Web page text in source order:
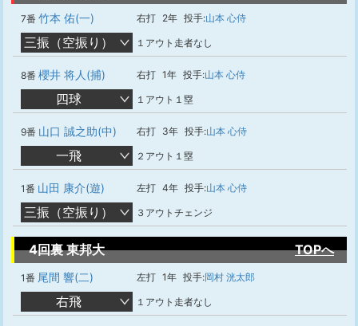
7番 竹本 佑(一) 右打 2年 投手:山本 心侍
三振（空振り） １アウト走者なし
8番 櫻井 将人(捕) 右打 1年 投手:山本 心侍
四球 １アウト１塁
9番 山口 誠之助(中) 右打 3年 投手:山本 心侍
一飛 ２アウト１塁
1番 山田 康介(遊) 左打 4年 投手:山本 心侍
三振（空振り） ３アウトチェンジ
4回裏 東邦大 TOPへ
1番 尾間 響(二) 左打 1年 投手:岡村 洸太郎
右飛 １アウト走者なし